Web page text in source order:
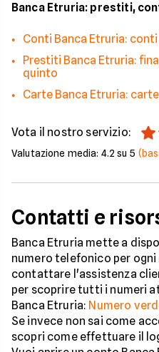
Banca Etruria: prestiti,
Conti Banca Etruria:
Prestiti Banca Etruria:
quinto
Carte Banca Etruria:
Vota il nostro servizio:
Valutazione media: 4.2 su 5
Contatti e
Banca Etruria mette a
numero telefonico per ogni
contattare l'assistenza
per scoprire tutti i numeri
Banca Etruria: Numero
Se invece non sai come
scopri come effettuare il